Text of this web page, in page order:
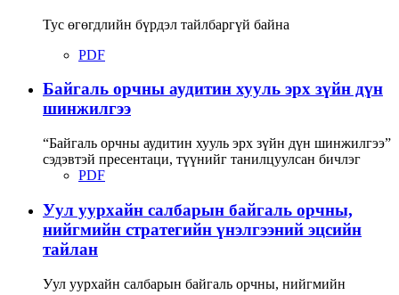
Тус өгөгдлийн бүрдэл тайлбаргүй байна
PDF
Байгаль орчны аудитин хууль эрх зүйн дүн
шинжилгээ
“Байгаль орчны аудитин хууль эрх зүйн дүн шинжилгээ”
сэдэвтэй пресентаци, түүнийг танилцуулсан бичлэг
PDF
Уул уурхайн салбарын байгаль орчны,
нийгмийн стратегийн үнэлгээний эцсийн
тайлан
Уул уурхайн салбарын байгаль орчны, нийгмийн